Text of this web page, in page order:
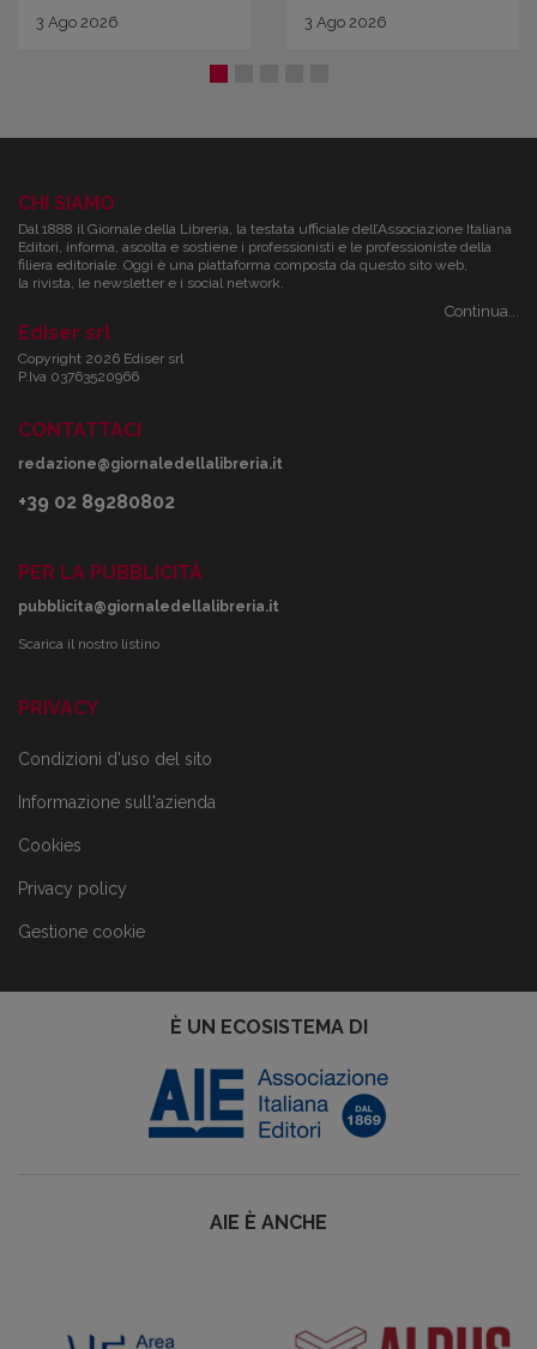
3 Ago 2026 3 Ago 2026
CHI SIAMO
Dal 1888 il Giornale della Libreria, la testata ufficiale dell’Associazione Italiana
Editori, informa, ascolta e sostiene i professionisti e le professioniste della
filiera editoriale. Oggi è una piattaforma composta da questo sito web,
la rivista, le newsletter e i social network.
Continua...
Ediser srl
Copyright 2026 Ediser srl
P.Iva 03763520966
CONTATTACI
redazione@giornaledellalibreria.it
+39 02 89280802
PER LA PUBBLICITÀ
pubblicita@giornaledellalibreria.it
Scarica il nostro listino
PRIVACY
Condizioni d'uso del sito
Informazione sull'azienda
Cookies
Privacy policy
Gestione cookie
È UN ECOSISTEMA DI
AIE È ANCHE